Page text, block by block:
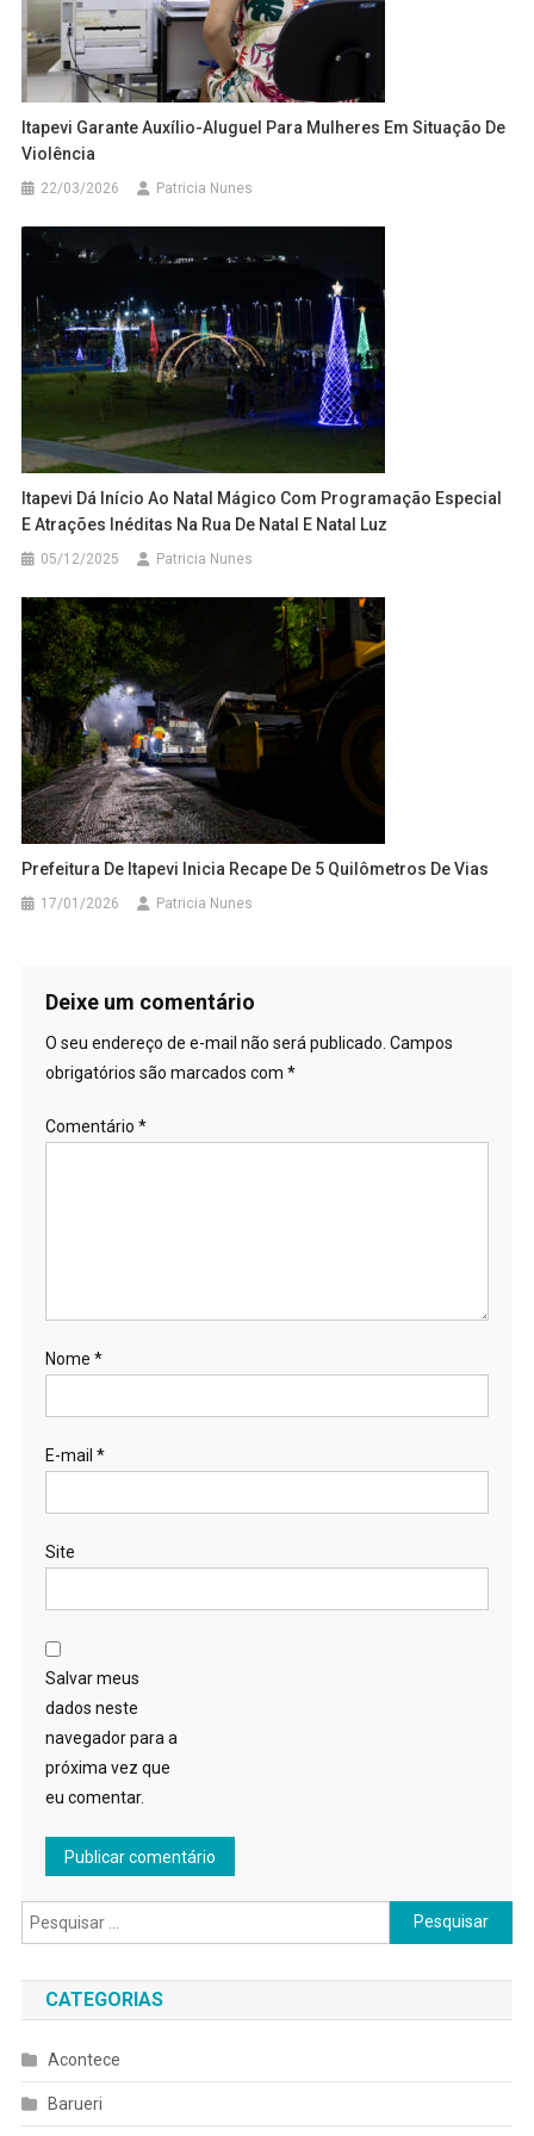
Itapevi Garante Auxílio-Aluguel Para Mulheres Em Situação De
Violência
22/03/2026 Patricia Nunes
Itapevi Dá Início Ao Natal Mágico Com Programação Especial
E Atrações Inéditas Na Rua De Natal E Natal Luz
05/12/2025 Patricia Nunes
Prefeitura De Itapevi Inicia Recape De 5 Quilômetros De Vias
17/01/2026 Patricia Nunes
Deixe um comentário
O seu endereço de e-mail não será publicado. Campos
obrigatórios são marcados com *
Comentário *
Nome *
E-mail *
Site
Salvar meus
dados neste
navegador para a
próxima vez que
eu comentar.
Pesquisar
por:
CATEGORIAS
Acontece
Barueri